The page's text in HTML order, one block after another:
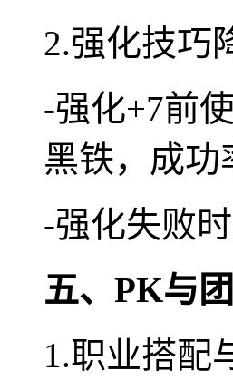
2.强化技巧
-强化+7前
黑铁，成功
-强化失败
五、PK与
1.职业搭配